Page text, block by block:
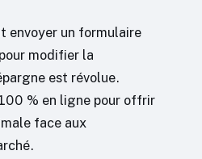
envoyer un formulaire
modifier la
est révolue.
% en ligne pour offrir
face aux